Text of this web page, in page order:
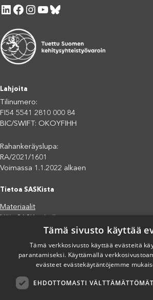
LinkedIn Facebook Instagram YouTube Bluesky
Lahjoita
Tilinumero:
FI54 5541 2810 000 84
BIC/SWIFT: OKOYFIHH
Rahankeräyslupa:
RA/2021/1601
Voimassa 1.1.2022 alkaen
Tietoa SASKista
Materiaalit
Näin SASK toimii
Jäsenjärjestöt
Saavutettavuusseloste
Tietosuojaseloste
Eettiset periaatteet (pdf)
Lahjoita
Tämä sivusto käyttää
Tämä verkkosivusto käyttää evästeitä
parantamiseksi. Käyttämällä
evästeet evästekäytäntöjemme
EHDOTTOMASTI VÄLTTÄMÄTTÖMÄT